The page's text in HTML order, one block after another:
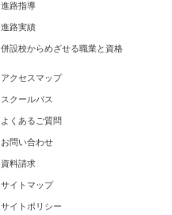
進路指導
進路実績
併設校からめざせる職業と資格
アクセスマップ
スクールバス
よくあるご質問
お問い合わせ
資料請求
サイトマップ
サイトポリシー